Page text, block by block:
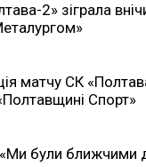
2» зіграла
матчу СК
Спорт»
«Ми були ближчими